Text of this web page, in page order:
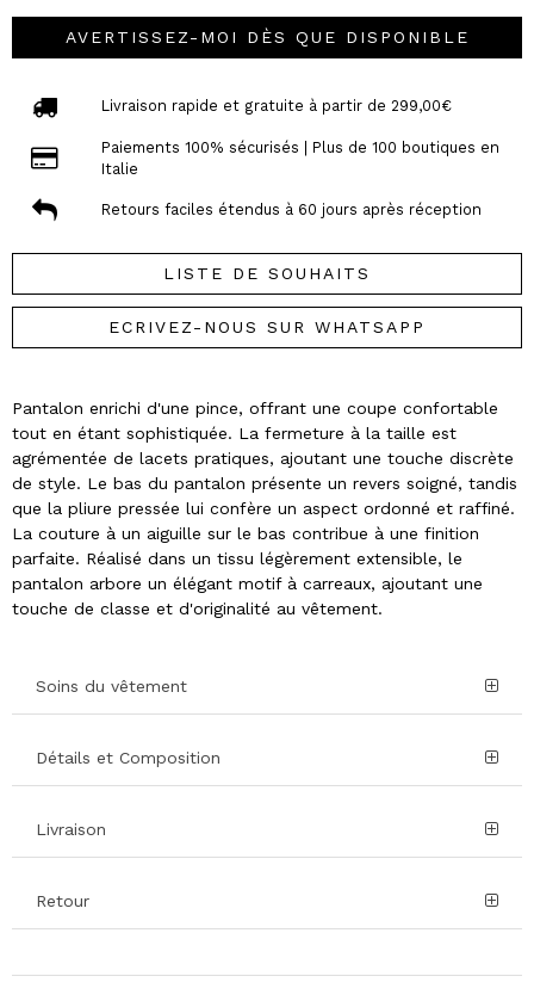
AVERTISSEZ-MOI DÈS QUE DISPONIBLE
Livraison rapide et gratuite à partir de 299,00€
Paiements 100% sécurisés | Plus de 100 boutiques en
Italie
Retours faciles étendus à 60 jours après réception
LISTE DE SOUHAITS
ECRIVEZ-NOUS SUR WHATSAPP
Pantalon enrichi d'une pince, offrant une coupe confortable
tout en étant sophistiquée. La fermeture à la taille est
agrémentée de lacets pratiques, ajoutant une touche discrète
de style. Le bas du pantalon présente un revers soigné, tandis
que la pliure pressée lui confère un aspect ordonné et raffiné.
La couture à un aiguille sur le bas contribue à une finition
parfaite. Réalisé dans un tissu légèrement extensible, le
pantalon arbore un élégant motif à carreaux, ajoutant une
touche de classe et d'originalité au vêtement.
Soins du vêtement
Détails et Composition
Livraison
Retour